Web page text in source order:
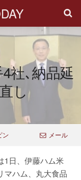
社､納品延
し
ン メール
1日、伊藤ハム米
マハム、丸大食品